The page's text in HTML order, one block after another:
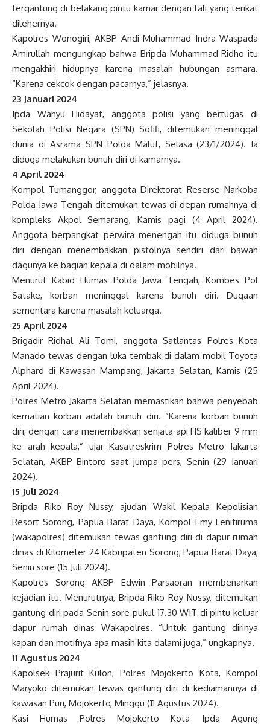
tergantung di belakang pintu kamar dengan tali yang terikat
dilehernya.
Kapolres Wonogiri, AKBP Andi Muhammad Indra Waspada
Amirullah mengungkap bahwa Bripda Muhammad Ridho itu
mengakhiri hidupnya karena masalah hubungan asmara.
“Karena cekcok dengan pacarnya,” jelasnya.
23 Januari 2024
Ipda Wahyu Hidayat, anggota polisi yang bertugas di
Sekolah Polisi Negara (SPN) Sofifi, ditemukan meninggal
dunia di Asrama SPN Polda Malut, Selasa (23/1/2024). Ia
diduga melakukan bunuh diri di kamarnya.
4 April 2024
Kompol Tumanggor, anggota Direktorat Reserse Narkoba
Polda Jawa Tengah ditemukan tewas di depan rumahnya di
kompleks Akpol Semarang, Kamis pagi (4 April 2024).
Anggota berpangkat perwira menengah itu diduga bunuh
diri dengan menembakkan pistolnya sendiri dari bawah
dagunya ke bagian kepala di dalam mobilnya.
Menurut Kabid Humas Polda Jawa Tengah, Kombes Pol
Satake, korban meninggal karena bunuh diri. Dugaan
sementara karena masalah keluarga.
25 April 2024
Brigadir Ridhal Ali Tomi, anggota Satlantas Polres Kota
Manado tewas dengan luka tembak di dalam mobil Toyota
Alphard di Kawasan Mampang, Jakarta Selatan, Kamis (25
April 2024).
Polres Metro Jakarta Selatan memastikan bahwa penyebab
kematian korban adalah bunuh diri. “Karena korban bunuh
diri, dengan cara menembakkan senjata api HS kaliber 9 mm
ke arah kepala,” ujar Kasatreskrim Polres Metro Jakarta
Selatan, AKBP Bintoro saat jumpa pers, Senin (29 Januari
2024).
15 Juli 2024
Bripda Riko Roy Nussy, ajudan Wakil Kepala Kepolisian
Resort Sorong, Papua Barat Daya, Kompol Emy Fenitiruma
(wakapolres) ditemukan tewas gantung diri di dapur rumah
dinas di Kilometer 24 Kabupaten Sorong, Papua Barat Daya,
Senin sore (15 Juli 2024).
Kapolres Sorong AKBP Edwin Parsaoran membenarkan
kejadian itu. Menurutnya, Bripda Riko Roy Nussy, ditemukan
gantung diri pada Senin sore pukul 17.30 WIT di pintu keluar
dapur rumah dinas Wakapolres. “Untuk gantung dirinya
kapan dan motifnya apa masih kita dalami juga,” ungkapnya.
11 Agustus 2024
Kapolsek Prajurit Kulon, Polres Mojokerto Kota, Kompol
Maryoko ditemukan tewas gantung diri di kediamannya di
kawasan Puri, Mojokerto, Minggu (11 Agustus 2024).
Kasi Humas Polres Mojokerto Kota Ipda Agung